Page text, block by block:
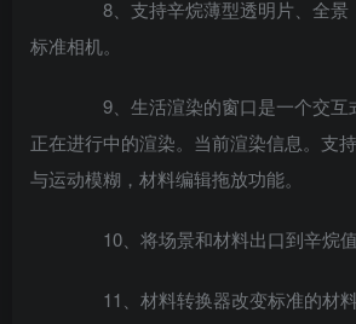
8、支持辛烷薄型透明片、全景
标准相机。
9、生活渲染的窗口是一个交互
正在进行中的渲染。当前渲染信息。支
与运动模糊，材料编辑拖放功能。
10、将场景和材料出口到辛烷值
11、材料转换器改变标准的材